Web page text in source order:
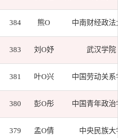
384 熊O 中南财经政法
383 刘O妤 武汉学院
381 叶O兴 中国劳动关系
380 彭O彤 中国青年政治
379 孟O倩 中央民族大